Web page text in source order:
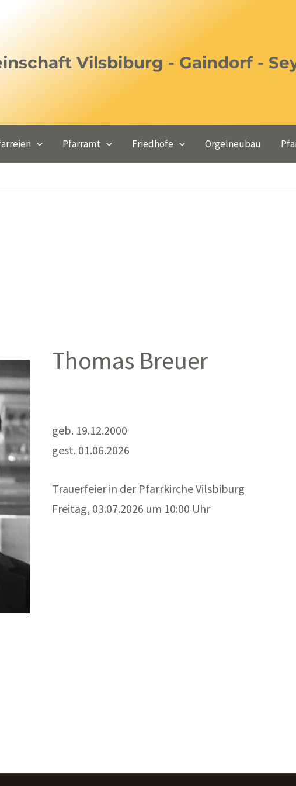
Vilsbiburg - Gaindorf -
Pfarramt Friedhöfe Orgelneubau
Thomas Breuer
geb. 19.12.2000
gest. 01.06.2026
Trauerfeier in der Pfarrkirche Vilsbiburg
Freitag, 03.07.2026 um 10:00 Uhr